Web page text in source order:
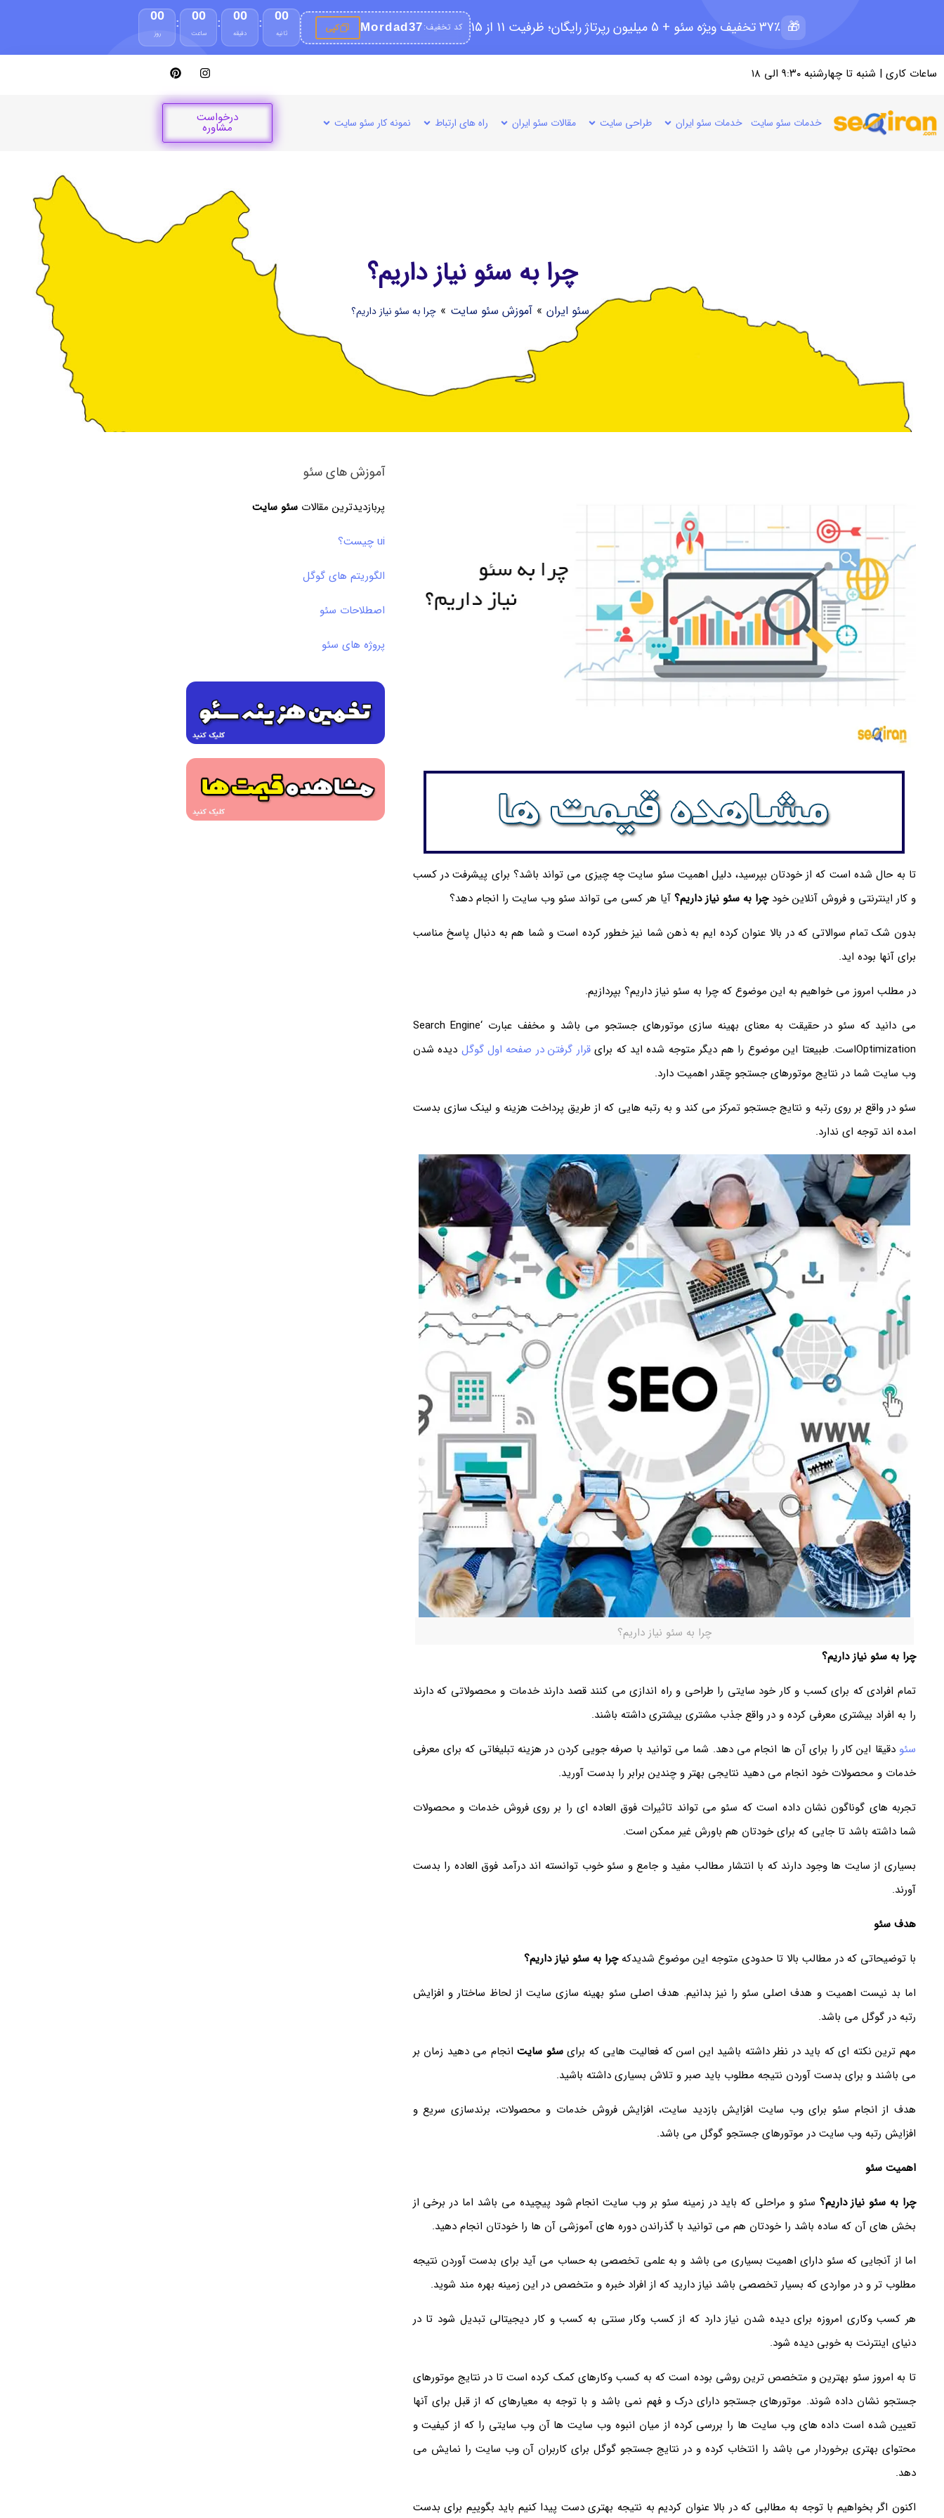
🎁 37٪ تخفیف ویژه سئو + 5 میلیون رپرتاژ رایگان؛ ظرفیت 11 از 15 کد تخفیف:Mordad37 کپی
00
روز
:
00
ساعت
:
00
دقیقه
:
00
ثانیه
ساعات کاری | شنبه تا چهارشنبه ۹:۳۰ الی ۱۸
خدمات سئو سایت خدمات سئو ایران طراحی سایت مقالات سئو ایران راه های ارتباط نمونه کار سئو سایت درخواست
مشاوره
چرا به سئو نیاز داریم؟
سئو ایران » آموزش سئو سایت » چرا به سئو نیاز داریم؟
تا به حال شده است که از خودتان بپرسید، دلیل اهمیت سئو سایت چه چیزی می تواند باشد؟ برای پیشرفت در کسب
و کار اینترنتی و فروش آنلاین خودچرا به سئو نیاز داریم؟ آیا هر کسی می تواند سئو وب سایت را انجام دهد؟
بدون شک تمام سوالاتی که در بالا عنوان کرده ایم به ذهن شما نیز خطور کرده است و شما هم به دنبال پاسخ مناسب
برای آنها بوده اید.
در مطلب امروز می خواهیم به این موضوع که چرا به سئو نیاز داریم؟ بپردازیم.
می دانید که سئو در حقیقت به معنای بهینه سازی موتورهای جستجو می باشد و مخفف عبارت ‘Search Engine
Optimizationاست. طبیعتا این موضوع را هم دیگر متوجه شده اید که برای
قرار گرفتن در صفحه اول گوگل دیده شدن
وب سایت شما در نتایج موتورهای جستجو چقدر اهمیت دارد.
سئو در واقع بر روی رتبه و نتایج جستجو تمرکز می کند و به رتبه هایی که از طریق پرداخت هزینه و لینک سازی بدست
امده اند توجه ای ندارد.
چرا به سئو نیاز داریم؟
چرا به سئو نیاز داریم؟
تمام افرادی که برای کسب و کار خود سایتی را طراحی و راه اندازی می کنند قصد دارند خدمات و محصولاتی که دارند
را به افراد بیشتری معرفی کرده و در واقع جذب مشتری بیشتری داشته باشند.
سئو دقیقا این کار را برای آن ها انجام می دهد. شما می توانید با صرفه جویی کردن در هزینه تبلیغاتی که برای معرفی
خدمات و محصولات خود انجام می دهید نتایجی بهتر و چندین برابر را بدست آورید.
تجربه های گوناگون نشان داده است که سئو می تواند تاثیرات فوق العاده ای را بر روی فروش خدمات و محصولات
شما داشته باشد تا جایی که برای خودتان هم باورش غیر ممکن است.
بسیاری از سایت ها وجود دارند که با انتشار مطالب مفید و جامع و سئو خوب توانسته اند درآمد فوق العاده را بدست
آورند.
هدف سئو
با توضیحاتی که در مطالب بالا تا حدودی متوجه این موضوع شدیدکهچرا به سئو نیاز داریم؟
اما بد نیست اهمیت و هدف اصلی سئو را نیز بدانیم. هدف اصلی سئو بهینه سازی سایت از لحاظ ساختار و افزایش
رتبه در گوگل می باشد.
مهم ترین نکته ای که باید در نظر داشته باشید این اسن که فعالیت هایی که برایسئو سایتانجام می دهید زمان بر
می باشند و برای بدست آوردن نتیجه مطلوب باید صبر و تلاش بسیاری داشته باشید.
هدف از انجام سئو برای وب سایت افزایش بازدید سایت، افزایش فروش خدمات و محصولات، برندسازی سریع و
افزایش رتبه وب سایت در موتورهای جستجو گوگل می باشد.
اهمیت سئو
چرا به سئو نیاز داریم؟ سئو و مراحلی که باید در زمینه سئو بر وب سایت انجام شود پیچیده می باشد اما در برخی از
بخش های آن که ساده باشد را خودتان هم می توانید با گذراندن دوره های آموزشی آن ها را خودتان انجام دهید.
اما از آنجایی که سئو دارای اهمیت بسیاری می باشد و به علمی تخصصی به حساب می آید برای بدست آوردن نتیجه
مطلوب تر و در مواردی که بسیار تخصصی باشد نیاز دارید که از افراد خبره و متخصص در این زمینه بهره مند شوید.
هر کسب وکاری امروزه برای دیده شدن نیاز دارد که از کسب وکار سنتی به کسب و کار دیجیتالی تبدیل شود تا در
دنیای اینترنت به خوبی دیده شود.
تا به امروز سئو بهترین و متخصص ترین روشی بوده است که به کسب وکارهای کمک کرده است تا در نتایج موتورهای
جستجو نشان داده شوند. موتورهای جستجو دارای درک و فهم نمی باشد و با توجه به معیارهای که از قبل برای آنها
تعیین شده است داده های وب سایت ها را بررسی کرده از میان انبوه وب سایت ها آن وب سایتی را که از کیفیت و
محتوای بهتری برخوردار می باشد را انتخاب کرده و در نتایج جستجو گوگل برای کاربران آن وب سایت را نمایش می
دهد.
اکنون اگر بخواهیم با توجه به مطالبی که در بالا عنوان کردیم به نتیجه بهتری دست پیدا کنیم باید بگوییم برای بدست
آموزش های سئو
پربازدیدترین مقالاتسئو سایت
ui چیست؟
الگوریتم های گوگل
اصطلاحات سئو
پروژه های سئو